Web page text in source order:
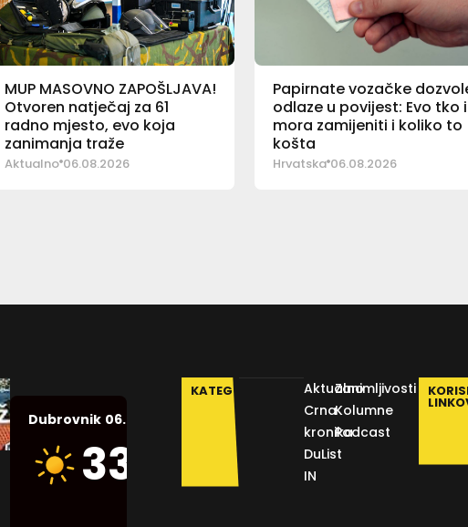
MUP MASOVNO ZAPOŠLJAVA!
Otvoren natječaj za 61
radno mjesto, evo koja
zanimanja traže
Aktualno 06.08.2026
Papirnate vozačke
odlaze u povijest: Evo tko
mora zamijeniti i koliko to
košta
Hrvatska 06.08.2026
Dubrovnik 06.08.2026.
33
Humidity:
KATEGORIJE
Aktualno
Crna
kronika
DuList
IN
Zanimljivosti
Kolumne
Podcast